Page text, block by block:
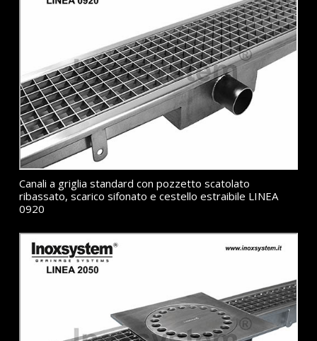
Canali a griglia standard con pozzetto scatolato
ribassato, scarico sifonato e cestello estraibile LINEA
0920